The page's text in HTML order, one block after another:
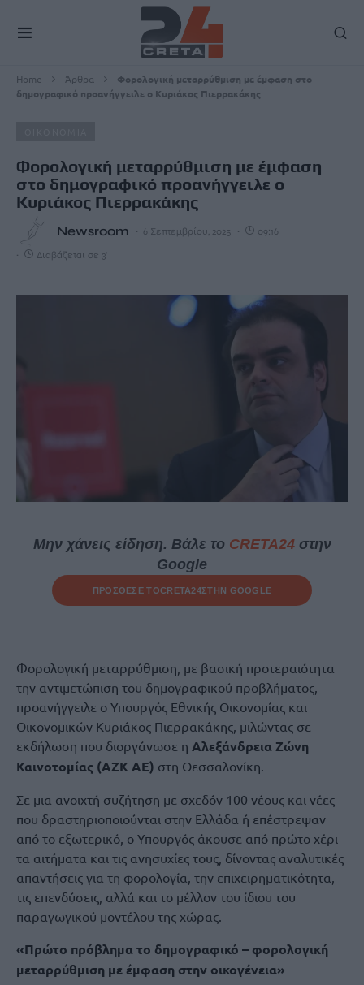
Home Άρθρα
Φορολογική μεταρρύθμιση με έμφαση στο
δημογραφικό προανήγγειλε ο Κυριάκος Πιερρακάκης
Φορολογική μεταρρύθμιση με έμφαση
στο δημογραφικό προανήγγειλε ο
Κυριάκος Πιερρακάκης
Newsroom 6 Σεπτεμβρίου, 2025 09:16
Διαβάζεται σε 3'
Μην χάνεις είδηση. Βάλε το CRETA24στην
Google
ΠΡΟΣΘΕΣΕ ΤΟCRETA24ΣΤΗΝ GOOGLE
Φορολογική μεταρρύθμιση, με βασική προτεραιότητα
την αντιμετώπιση του δημογραφικού προβλήματος,
προανήγγειλε ο Υπουργός Εθνικής Οικονομίας και
Οικονομικών Κυριάκος Πιερρακάκης, μιλώντας σε
εκδήλωση που διοργάνωσε η Αλεξάνδρεια Ζώνη
Καινοτομίας (ΑΖΚ ΑΕ) στη Θεσσαλονίκη.
Σε μια ανοιχτή συζήτηση με σχεδόν 100 νέους και νέες
που δραστηριοποιούνται στην Ελλάδα ή επέστρεψαν
από το εξωτερικό, ο Υπουργός άκουσε από πρώτο χέρι
τα αιτήματα και τις ανησυχίες τους, δίνοντας αναλυτικές
απαντήσεις για τη φορολογία, την επιχειρηματικότητα,
τις επενδύσεις, αλλά και το μέλλον του ίδιου του
παραγωγικού μοντέλου της χώρας.
«Πρώτο πρόβλημα το δημογραφικό – φορολογική
μεταρρύθμιση με έμφαση στην οικογένεια»